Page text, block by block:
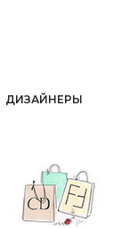
ДИЗАЙНЕРЫ